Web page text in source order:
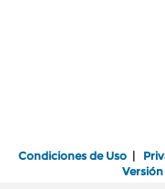
Condiciones de Uso |